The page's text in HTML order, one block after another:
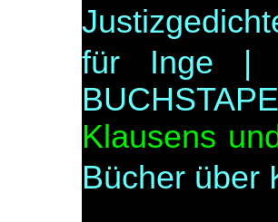
für Inge |
Klausens
Bücher über